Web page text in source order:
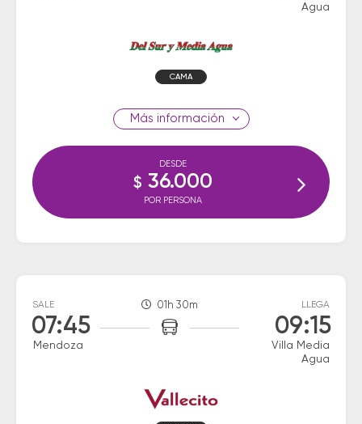
Agua
CAMA
información
DESDE
$ 36.000
POR PERSONA
SALE
07:45
Mendoza
01h 30m LLEGA
09:15
Villa Media
Agua